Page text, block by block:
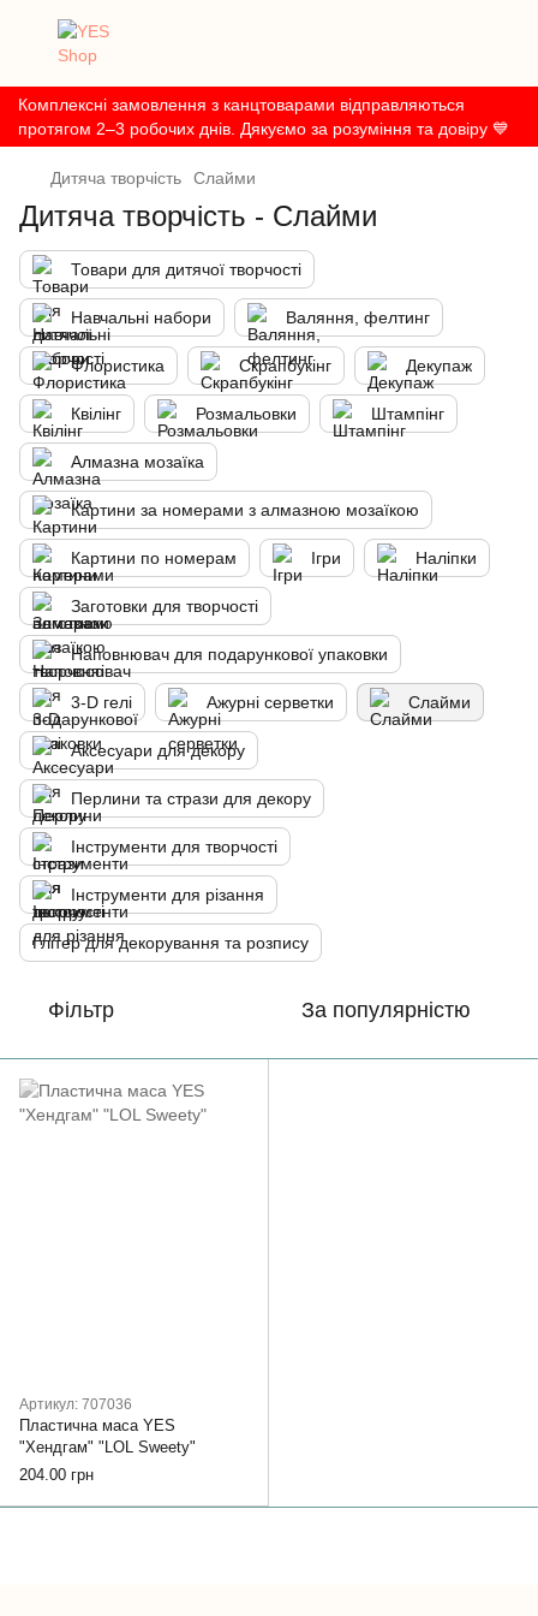
Комплексні замовлення з канцтоварами відправляються
протягом 2–3 робочих днів. Дякуємо за розуміння та довіру 💙
Дитяча творчість Слайми
Дитяча творчість - Слайми
Товари для дитячої творчості
Навчальні набори Валяння, фелтинг
Флористика Скрапбукінг Декупаж
Квілінг Розмальовки Штампінг
Алмазна мозаїка
Картини за номерами з алмазною мозаїкою
Картини по номерам Ігри Наліпки
Заготовки для творчості
Наповнювач для подарункової упаковки
3-D гелі Ажурні серветки Слайми
Аксесуари для декору
Перлини та стрази для декору
Інструменти для творчості
Інструменти для різання
Глітер для декорування та розпису
Фільтр За популярністю
Артикул: 707036
Пластична маса YES
"Хендгам" "LOL Sweety"
204.00 грн